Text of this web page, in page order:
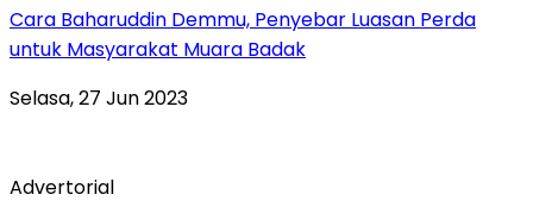
Cara Baharuddin Demmu, Penyebar Luasan Perda
untuk Masyarakat Muara Badak
Selasa, 27 Jun 2023
Advertorial